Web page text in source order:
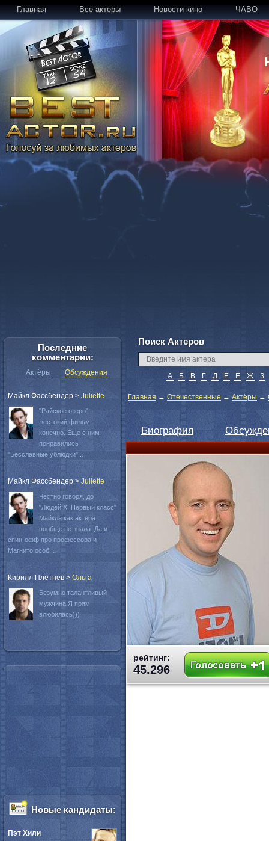
Главная Все актеры Новости кино ЧАВО
Поиск Актеров
А Б В Г Д Е Ё Ж З
Главная → Отечественные → Актёры →
Биография
рейтинг:
45.296
Последние
комментарии:
Актёры Обсуждения
Майкл Фассбендер > Juliette
"Райское озеро"
жестокий фильм
конечно. Еще с ним
понравились
"Бесславные ублюдки"...
Майкл Фассбендер > Juliette
Честно говоря, до
"Людей Х: Первый класс"
Майкла как актера
вообще не знала. Да и
спин-офф про профессора и
Магнито особ...
Кирилл Плетнев > Oльга
Безумно талантливый
мужчина.Я прям
влюбилась)))
Новые кандидаты:
Пэт Хили